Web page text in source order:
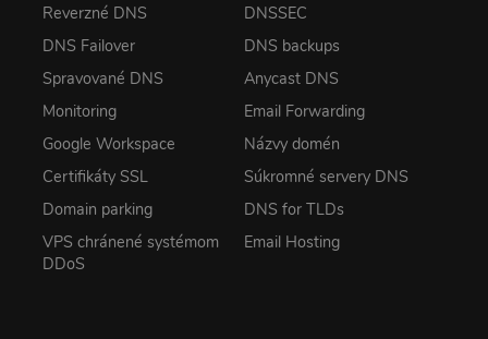
Reverzné DNS
DNS Failover
Spravované DNS
Monitoring
Google Workspace
Certifikáty SSL
Domain parking
VPS chránené systémom
DDoS
DNSSEC
DNS backups
Anycast DNS
Email Forwarding
Názvy domén
Súkromné servery DNS
DNS for TLDs
Email Hosting